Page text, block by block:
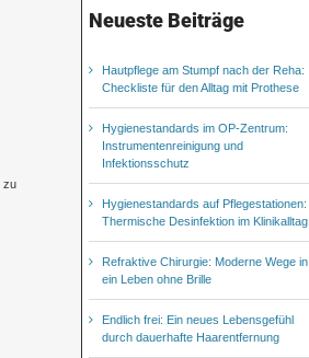
zu
Neueste Beiträge
Hautpflege am Stumpf nach der Reha:
Checkliste für den Alltag mit Prothese
Hygienestandards im OP-Zentrum:
Instrumentenreinigung und
Infektionsschutz
Hygienestandards auf Pflegestationen:
Thermische Desinfektion im Klinikalltag
Refraktive Chirurgie: Moderne Wege in
ein Leben ohne Brille
Endlich frei: Ein neues Lebensgefühl
durch dauerhafte Haarentfernung